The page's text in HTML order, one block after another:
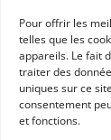
Pour offrir les
telles que les
appareils. Le fait
traiter des
uniques sur ce
consentement
et fonctions.